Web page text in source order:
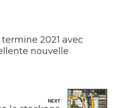
2021 avec
nouvelle
NEXT